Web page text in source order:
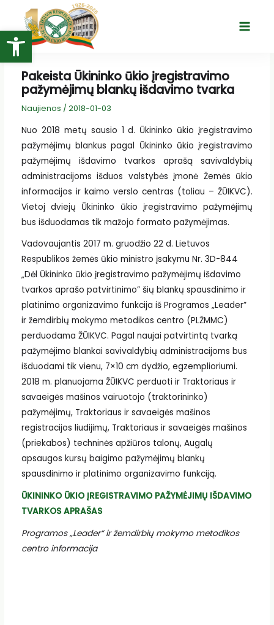
Open toolbar
turinio
Main
Pakeista Ūkininko ūkio įregistravimo
pažymėjimų blankų išdavimo tvarka
Naujienos / 2018-01-03
Nuo 2018 metų sausio 1 d. Ūkininko ūkio įregistravimo
pažymėjimų blankus pagal Ūkininko ūkio įregistravimo
pažymėjimų išdavimo tvarkos aprašą savivaldybių
administracijoms išduos valstybės įmonė Žemės ūkio
informacijos ir kaimo verslo centras (toliau – ŽŪIKVC).
Vietoj dviejų Ūkininko ūkio įregistravimo pažymėjimų
bus išduodamas tik mažojo formato pažymėjimas.
Vadovaujantis 2017 m. gruodžio 22 d. Lietuvos
Respublikos žemės ūkio ministro įsakymu Nr. 3D-844
„Dėl Ūkininko ūkio įregistravimo pažymėjimų išdavimo
tvarkos aprašo patvirtinimo” šių blankų spausdinimo ir
platinimo organizavimo funkcija iš Programos „Leader”
ir žemdirbių mokymo metodikos centro (PLŽMMC)
perduodama ŽŪIKVC. Pagal naujai patvirtintą tvarką
pažymėjimo blankai savivaldybių administracijoms bus
išduodami tik vienu, 7×10 cm dydžio, egzemplioriumi.
2018 m. planuojama ŽŪIKVC perduoti ir Traktoriaus ir
savaeigės mašinos vairuotojo (traktorininko)
pažymėjimų, Traktoriaus ir savaeigės mašinos
registracijos liudijimų, Traktoriaus ir savaeigės mašinos
(priekabos) techninės apžiūros talonų, Augalų
apsaugos kursų baigimo pažymėjimų blankų
spausdinimo ir platinimo organizavimo funkciją.
ŪKININKO ŪKIO ĮREGISTRAVIMO PAŽYMĖJIMŲ IŠDAVIMO
TVARKOS APRAŠAS
Programos „Leader“ ir žemdirbių mokymo metodikos
centro informacija